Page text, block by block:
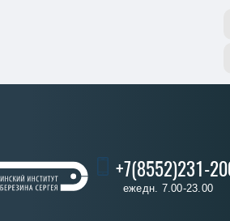
+7(8552)231-
ежедн. 7.00-23.00